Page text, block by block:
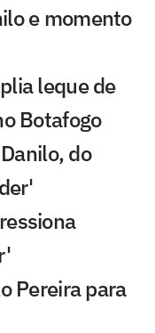
e momento
leque de
Botafogo
do
Pereira para